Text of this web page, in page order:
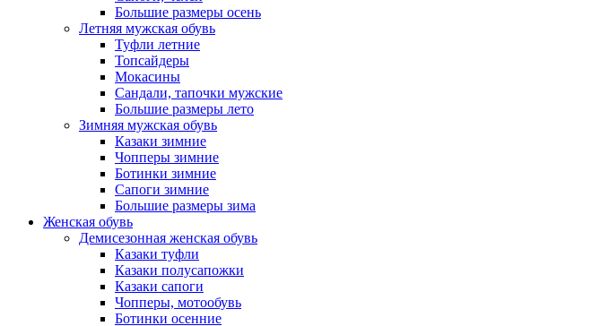
Большие размеры осень
Летняя мужская обувь
Туфли летние
Топсайдеры
Мокасины
Сандали, тапочки мужские
Большие размеры лето
Зимняя мужская обувь
Казаки зимние
Чопперы зимние
Ботинки зимние
Сапоги зимние
Большие размеры зима
Женская обувь
Демисезонная женская обувь
Казаки туфли
Казаки полусапожки
Казаки сапоги
Чопперы, мотообувь
Ботинки осенние